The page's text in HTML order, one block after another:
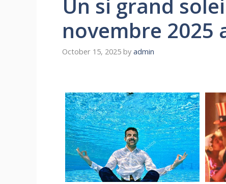
Un si grand
novembre 2025
October 15, 2025 by admin